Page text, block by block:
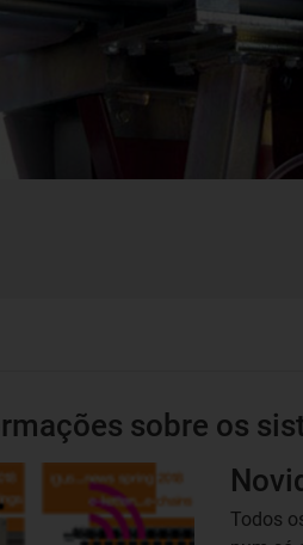
sobre os
Todos